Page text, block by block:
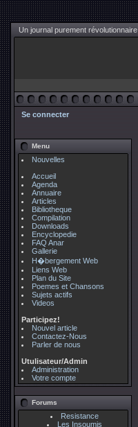
Un journal purement révolutionnaire
Se connecter
Menu
Nouvelles
Accueil
Agenda
Annuaire
Articles
Bibliotheque
Compilation
Downloads
Encyclopedie
FAQ Anar
Gallerie
H�bergement Web
Liens Web
Plan du Site
Poemes et Chansons
Sujets actifs
Videos
Participez!
Nouvel article
Contactez-Nous
Parler de nous
Utulisateur/Admin
Administration
Votre compte
Forums
Resistance
Les Insoumis